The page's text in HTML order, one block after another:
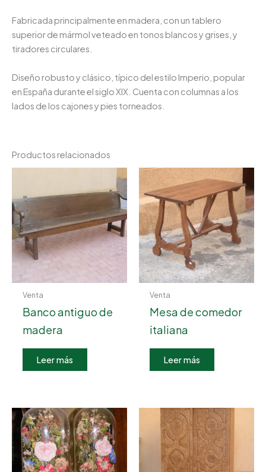
Fabricada principalmente en madera, con un tablero
superior de mármol veteado en tonos blancos y grises, y
tiradores circulares.
Diseño robusto y clásico, típico del estilo Imperio, popular
en España durante el siglo XIX. Cuenta con columnas a los
lados de los cajones y pies torneados.
Productos relacionados
Venta
Banco antiguo de
madera
Leer más
Venta
Mesa de comedor
italiana
Leer más